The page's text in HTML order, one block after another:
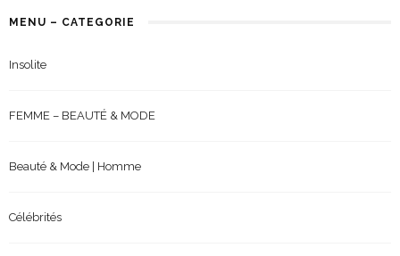
MENU – CATEGORIE
Insolite
FEMME – BEAUTÉ & MODE
Beauté & Mode | Homme
Célébrités